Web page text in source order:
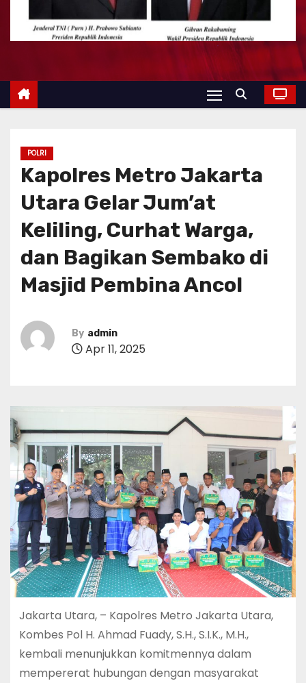
POLRI
Kapolres Metro Jakarta
Utara Gelar Jum’at
Keliling, Curhat Warga,
dan Bagikan Sembako di
Masjid Pembina Ancol
By admin
Apr 11, 2025
Jakarta Utara, – Kapolres Metro Jakarta Utara,
Kombes Pol H. Ahmad Fuady, S.H., S.I.K., M.H.,
kembali menunjukkan komitmennya dalam
mempererat hubungan dengan masyarakat